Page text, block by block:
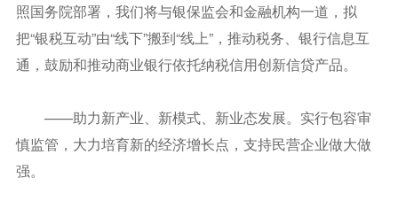
照国务院部署，我们将与银保监会和金融机构一道，拟
把“银税互动”由“线下”搬到“线上”，推动税务、银行信息互
通，鼓励和推动商业银行依托纳税信用创新信贷产品。
——助力新产业、新模式、新业态发展。实行包容审
慎监管，大力培育新的经济增长点，支持民营企业做大做
强。